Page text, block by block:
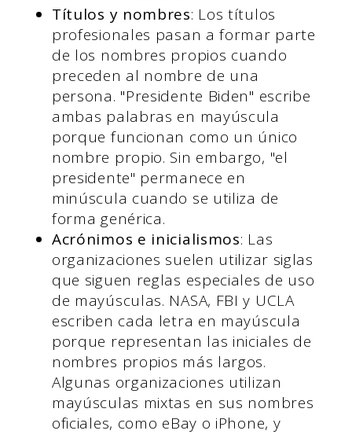
Títulos y nombres: Los títulos
profesionales pasan a formar parte
de los nombres propios cuando
preceden al nombre de una
persona. "Presidente Biden" escribe
ambas palabras en mayúscula
porque funcionan como un único
nombre propio. Sin embargo, "el
presidente" permanece en
minúscula cuando se utiliza de
forma genérica.
Acrónimos e inicialismos: Las
organizaciones suelen utilizar siglas
que siguen reglas especiales de uso
de mayúsculas. NASA, FBI y UCLA
escriben cada letra en mayúscula
porque representan las iniciales de
nombres propios más largos.
Algunas organizaciones utilizan
mayúsculas mixtas en sus nombres
oficiales, como eBay o iPhone, y